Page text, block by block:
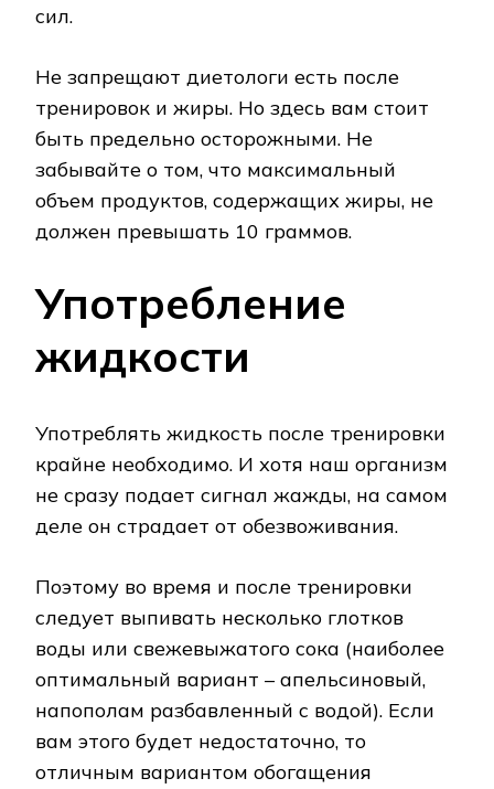
сил.
Не запрещают диетологи есть после
тренировок и жиры. Но здесь вам стоит
быть предельно осторожными. Не
забывайте о том, что максимальный
объем продуктов, содержащих жиры, не
должен превышать 10 граммов.
Употребление
жидкости
Употреблять жидкость после тренировки
крайне необходимо. И хотя наш организм
не сразу подает сигнал жажды, на самом
деле он страдает от обезвоживания.
Поэтому во время и после тренировки
следует выпивать несколько глотков
воды или свежевыжатого сока (наиболее
оптимальный вариант – апельсиновый,
напополам разбавленный с водой). Если
вам этого будет недостаточно, то
отличным вариантом обогащения